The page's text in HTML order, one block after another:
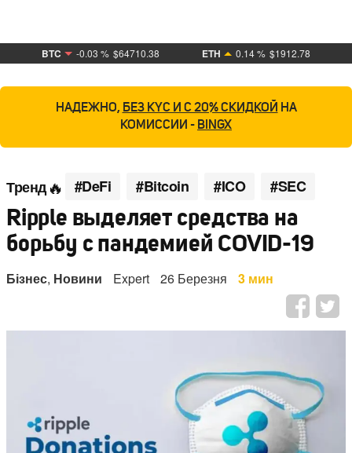
BTC -0.03 % $64710.38 ETH 0.14 % $1912.78
НАДЕЖНО, БЕЗ KYC И С 20% СКИДКОЙ НА
КОМИССИИ - BINGX
Тренд #DeFi #Bitcoin #ICO #SEC
Ripple выделяет средства на
борьбу с пандемией COVID-19
Бізнес, Новини Expert 26 Березня 3 мин